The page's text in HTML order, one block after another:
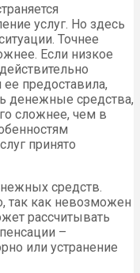
услуг. Но здесь
Точнее
Если низкое
ее предоставила,
денежные средства,
сложнее, чем в
принято
средств.
так как невозможен
рассчитывать
–
или устранение